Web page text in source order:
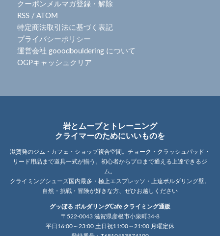
クーポンメルマガ登録・解除
RSS / ATOM
特定商法取引法に基づく表記
プライバシーポリシー
運営会社 gooodbouldering について
OGPキャッシュクリア
岩とムーブとトレーニング
クライマーのためにいいものを
滋賀発のジム・カフェ・ショップ複合空間。チョーク・クラッシュパッド・
リード用品まで道具一式が揃う。初心者からプロまで通える上達できるジ
ム。
クライミングシューズ国内最多・極上エスプレッソ・上達ボルダリング壁。
自然・挑戦・冒険が好きな方、ぜひお越しください
グッぼる ボルダリングCafe クライミング通販
〒522-0043 滋賀県彦根市小泉町34-8
平日16:00～23:00 土日祝11:00～21:00 月曜定休